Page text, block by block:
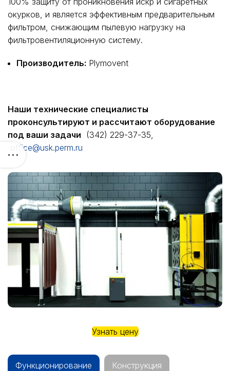
окурков, и является эффективным предварительным
фильтром, снижающим пылевую нагрузку на
фильтровентиляционную систему.
Производитель: Plymovent
Наши технические специалисты
проконсультируют и рассчитают оборудование
под ваши задачи (342) 229-37-35,
office@usk.perm.ru
Узнать цену
Функционирование Конструкция